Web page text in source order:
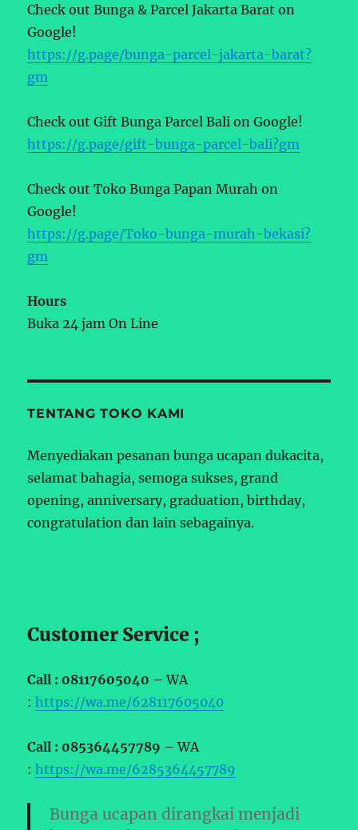
Check out Bunga & Parcel Jakarta Barat on
Google!
https://g.page/bunga-parcel-jakarta-barat?
gm
Check out Gift Bunga Parcel Bali on Google!
https://g.page/gift-bunga-parcel-bali?gm
Check out Toko Bunga Papan Murah on
Google!
https://g.page/Toko-bunga-murah-bekasi?
gm
Hours
Buka 24 jam On Line
TENTANG TOKO KAMI
Menyediakan pesanan bunga ucapan dukacita,
selamat bahagia, semoga sukses, grand
opening, anniversary, graduation, birthday,
congratulation dan lain sebagainya.
Customer Service ;
Call : 08117605040 –WA
:https://wa.me/628117605040
Call : 085364457789 –WA
:https://wa.me/6285364457789
Bunga ucapan dirangkai menjadi